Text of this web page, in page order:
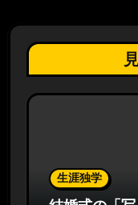
生涯独学